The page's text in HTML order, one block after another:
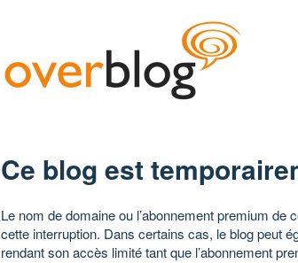
Ce blog est
Le nom de domaine ou l’abonnement premium de
cette interruption. Dans certains cas, le blog peut
rendant son accès limité tant que l’abonnement